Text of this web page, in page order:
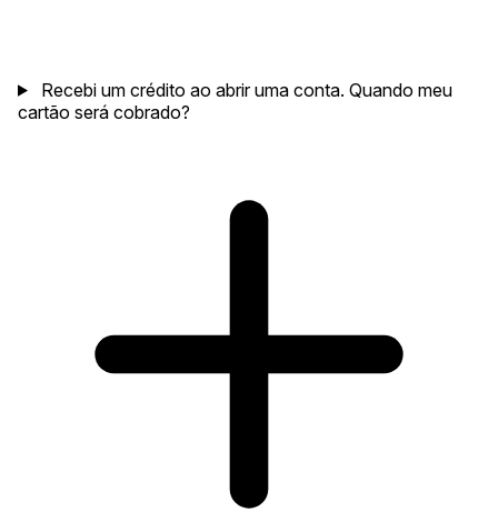
Recebi um crédito ao abrir uma conta. Quando meu
cartão será cobrado?